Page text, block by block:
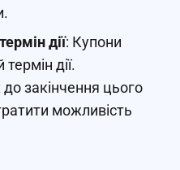
дії: Купони
дії.
до закінчення цього
можливість